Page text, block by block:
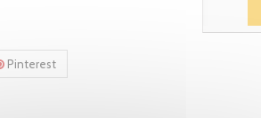
Pinterest